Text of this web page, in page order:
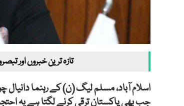
تازہ ترین خبروں اور
اسلام آباد، مسلم لیگ (ن) کے رہنما
جب بھی پاکستان ترقی کرنے لگتا ہے یہ